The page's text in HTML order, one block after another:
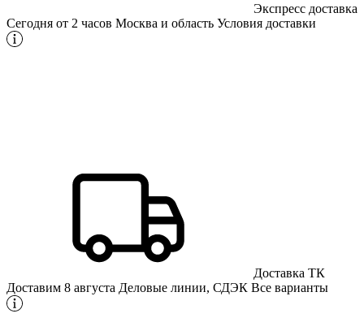
Экспресс доставка
Сегодня от 2 часов Москва и область Условия доставки
Доставка ТК
Доставим 8 августа Деловые линии, СДЭК Все варианты